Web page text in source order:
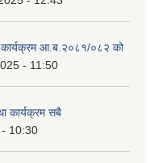
कार्यक्रम आ.ब.२०८१/०८२ को
- 11:50
कार्यक्रम सबै
10:30